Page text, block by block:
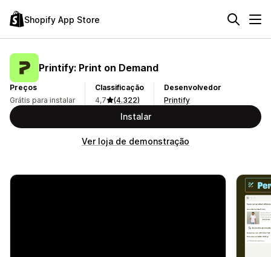
Shopify App Store
Printify: Print on Demand
Preços
Grátis para instalar
Classificação
4,7
(4.322)
Desenvolvedor
Printify
Instalar
Ver loja de demonstração